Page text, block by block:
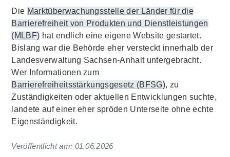
Die Marktüberwachungsstelle der Länder für die
Barrierefreiheit von Produkten und Dienstleistungen
(MLBF) hat endlich eine eigene Website gestartet.
Bislang war die Behörde eher versteckt innerhalb der
Landesverwaltung Sachsen-Anhalt untergebracht.
Wer Informationen zum
Barrierefreiheitsstärkungsgesetz (BFSG), zu
Zuständigkeiten oder aktuellen Entwicklungen suchte,
landete auf einer eher spröden Unterseite ohne echte
Eigenständigkeit.
Veröffentlicht am: 01.06.2026